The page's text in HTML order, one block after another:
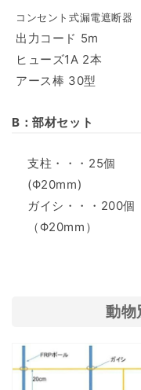
コンセント式漏電遮断器
出力コード 5m
ヒューズ1A 2本
アース棒 30型
B：部材セット
支柱・・・25個
(Φ20mm)
ガイシ・・・200個
（Φ20mm）
動物